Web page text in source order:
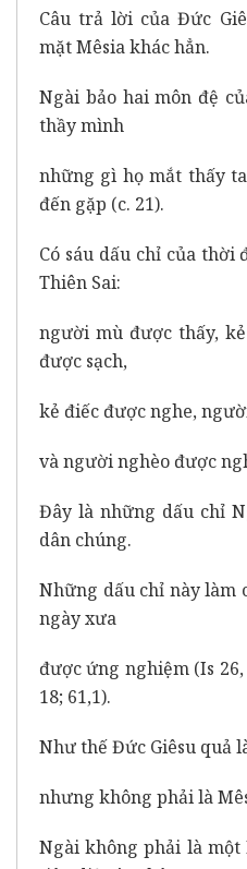
Câu trả lời của Đức
mặt Mêsia khác hẳn.
Ngài bảo hai môn đệ
thầy mình
những gì họ mắt thấy
đến gặp (c. 21).
Có sáu dấu chỉ của thời
Thiên Sai:
người mù được thấy,
được sạch,
kẻ điếc được nghe,
và người nghèo được
Đây là những dấu chỉ
dân chúng.
Những dấu chỉ này làm
ngày xưa
được ứng nghiệm (Is 26,
18; 61,1).
Như thế Đức Giêsu quả
nhưng không phải là
Ngài không phải là một